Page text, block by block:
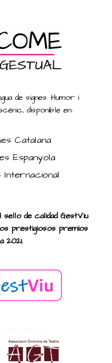
de signes. Humor i
disponible en:
Catalana
Espanyola
Internacional
de calidad GestViu
prestigiosos premios